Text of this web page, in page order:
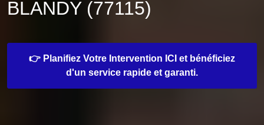
BLANDY (77115)
👉 Planifiez Votre Intervention ICI et bénéficiez
d'un service rapide et garanti.